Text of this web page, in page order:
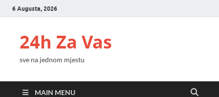
6 Augusta, 2026
24h Za Vas
sve na jednom mjestu
MAIN MENU